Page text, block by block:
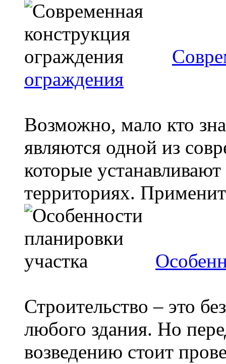
ограждения
Возможно, мало кто
являются одной из
которые
территориях.
Строительство – это
любого здания. Но
возведению стоит